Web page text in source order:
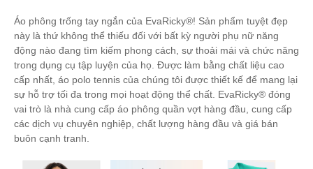
Áo phông trống tay ngắn của EvaRicky®! Sản phẩm tuyệt đẹp
này là thứ không thể thiếu đối với bất kỳ người phụ nữ năng
động nào đang tìm kiếm phong cách, sự thoải mái và chức năng
trong dụng cụ tập luyện của họ. Được làm bằng chất liệu cao
cấp nhất, áo polo tennis của chúng tôi được thiết kế để mang lại
sự hỗ trợ tối đa trong mọi hoạt động thể chất. EvaRicky® đóng
vai trò là nhà cung cấp áo phông quần vợt hàng đầu, cung cấp
các dịch vụ chuyên nghiệp, chất lượng hàng đầu và giá bán
buôn cạnh tranh.